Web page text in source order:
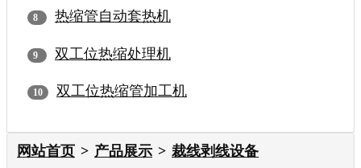
热缩管自动套热机
双工位热缩处理机
双工位热缩管加工机
网站首页 产品展示 裁线剥线设备